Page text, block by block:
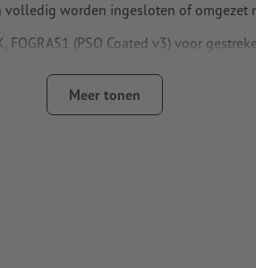
volledig worden ingesloten of omgezet
FOGRA51 (PSO Coated v3) voor
worden door ons niet gecontroleerd
correct?
Meer tonen